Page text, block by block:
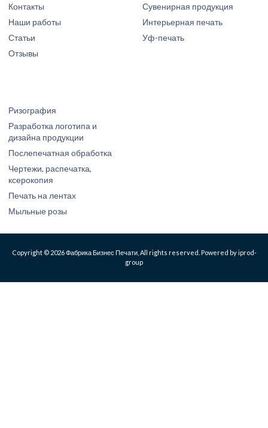
Контакты
Наши работы
Статьи
Отзывы
Сувенирная продукция
Интерьерная печать
Уф-печать
Ризография
Разработка логотипа и
дизайна продукции
Послепечатная обработка
Чертежи, распечатка,
ксерокопия
Печать на лентах
Мыльные розы
Copyright © 2026 Фабрика Бизнес Печати, All rights reserved. Powered by iprod-
group